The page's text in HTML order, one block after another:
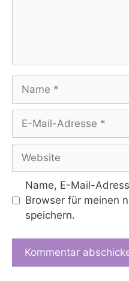
Name
Adresse
Website
Name, E-Mail-
Browser für meinen
speichern.